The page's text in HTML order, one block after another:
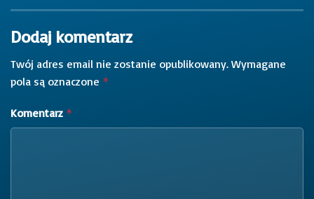
Dodaj komentarz
Twój adres email nie zostanie opublikowany. Wymagane
pola są oznaczone *
Komentarz *